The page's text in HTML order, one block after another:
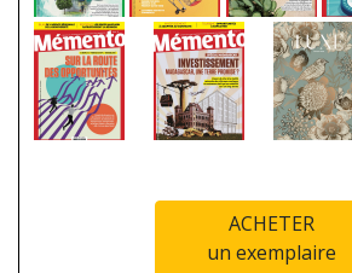
ACHETER
un exemplaire